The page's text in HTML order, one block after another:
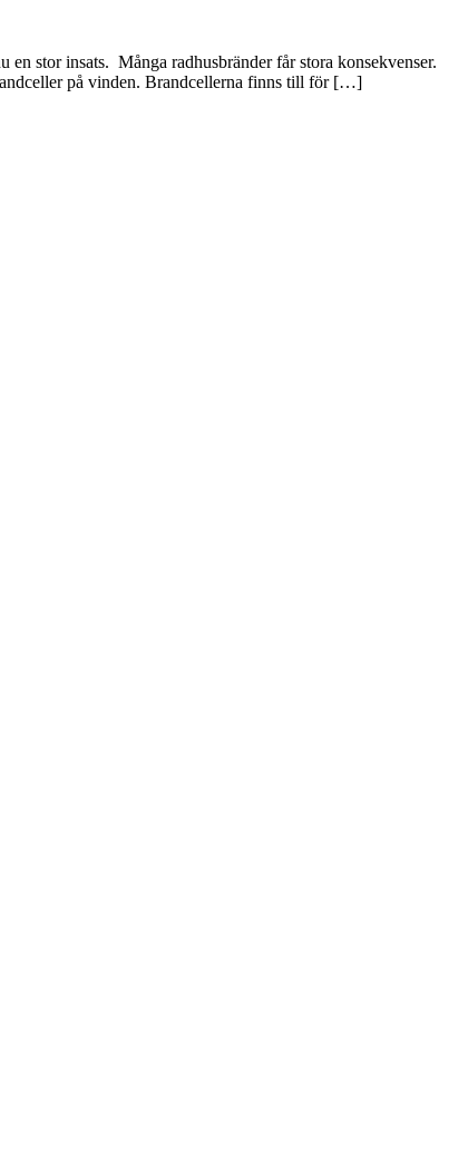
stor insats. Många radhusbränder får stora konsekvenser.
på vinden. Brandcellerna finns till för […]